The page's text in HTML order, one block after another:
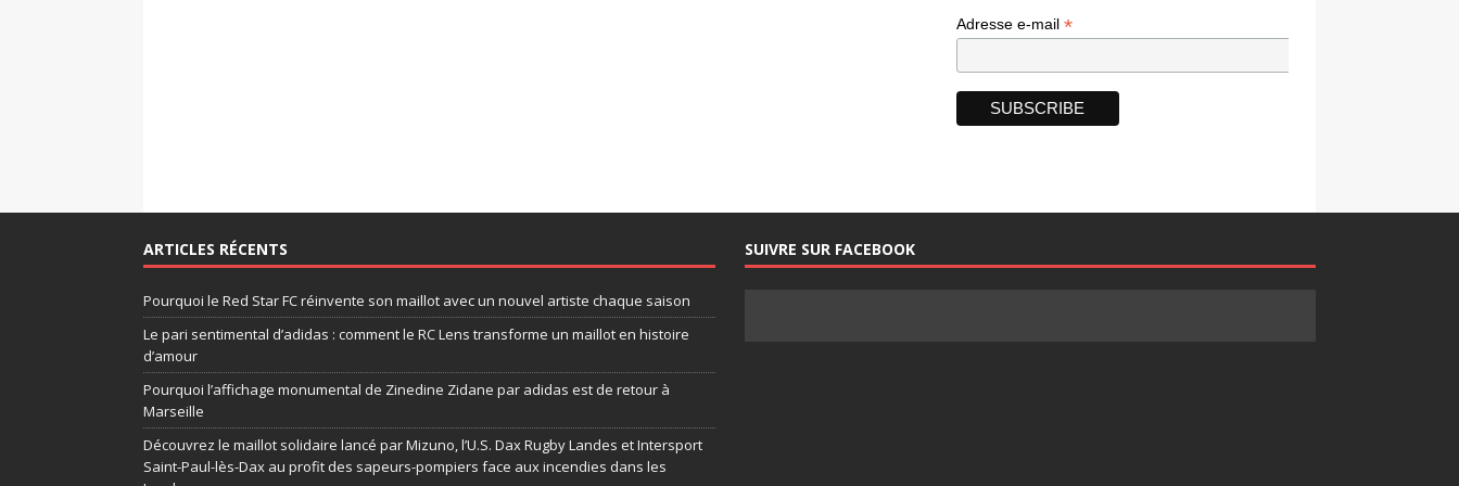
Adresse e-mail *
ARTICLES RÉCENTS
Pourquoi le Red Star FC réinvente son maillot avec un nouvel artiste chaque saison
Le pari sentimental d’adidas : comment le RC Lens transforme un maillot en histoire
d’amour
Pourquoi l’affichage monumental de Zinedine Zidane par adidas est de retour à
Marseille
Découvrez le maillot solidaire lancé par Mizuno, l’U.S. Dax Rugby Landes et Intersport
Saint-Paul-lès-Dax au profit des sapeurs-pompiers face aux incendies dans les
SUIVRE SUR FACEBOOK